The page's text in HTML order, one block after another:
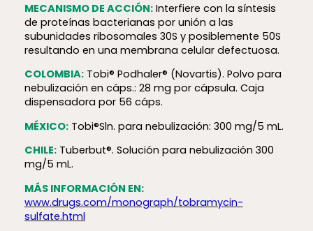
MECANISMO DE ACCIÓN:Interfiere con la síntesis
de proteínas bacterianas por unión a las
subunidades ribosomales 30S y posiblemente 50S
resultando en una membrana celular defectuosa.
COLOMBIA:Tobi® Podhaler® (Novartis). Polvo para
nebulización en cáps.: 28 mg por cápsula. Caja
dispensadora por 56 cáps.
MÉXICO:Tobi®Sln. para nebulización: 300 mg/5 mL.
CHILE:Tuberbut®. Solución para nebulización 300
mg/5 mL.
MÁS INFORMACIÓN EN:
www.drugs.com/monograph/tobramycin-
sulfate.html